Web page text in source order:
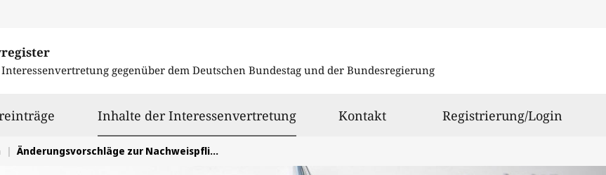
gegenüber dem Deutschen Bundestag und der Bundesregierung
Inhalte der Interessenvertretungausgewählt
Kontakt Registrierung/Login
Änderungsvorschläge zur Nachweispflicht bei Gasimporten im EU-Gesetz zum Phase-Out russischer Erdgasimporte